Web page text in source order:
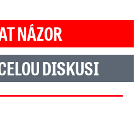
NÁZOR
DISKUSI